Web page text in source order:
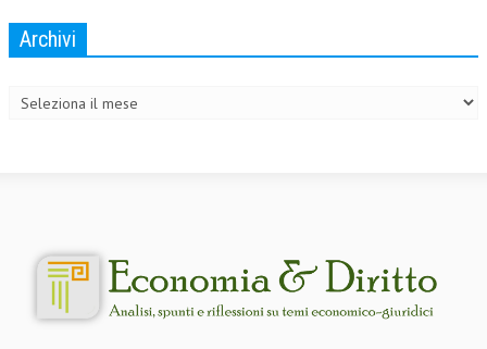
DIRITTO DEL WEB
DIRITTO DELLE IMPRESE IN CRISI
DIRITTO TRIBUTARIO
Archivi